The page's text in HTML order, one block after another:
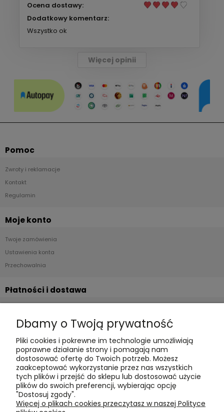
Ocena dostawy:
Dodatkowy komentarz:
Wszystko ok
Więcej opinii
Pomoc
Zwroty i reklamacje
Kontakt
Regulamin
Moje konto
Twoje zamówienia
Ustawienia konta
Przechowalnia
Płatności i dostawa
Czas realizacji i koszty dostawy
Informacje
Polityka cookies
Polityka prywatności
Blog
Dbamy o Twoją prywatność
Pliki cookies i pokrewne im technologie umożliwiają
poprawne działanie strony i pomagają nam
dostosować ofertę do Twoich potrzeb. Możesz
zaakceptować wykorzystanie przez nas wszystkich
tych plików i przejść do sklepu lub dostosować użycie
plików do swoich preferencji, wybierając opcję
"Dostosuj zgody".
Więcej o plikach cookies przeczytasz w naszej Polityce